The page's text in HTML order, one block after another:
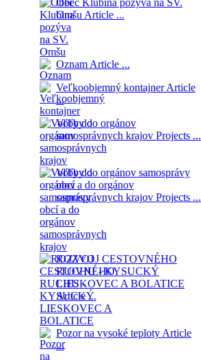
Obec Klubina pozýva na SV.
Omšu Article ...
Oznam Article ...
Veľkoobjemný kontajnerArticle
...
Voľby do orgánov
samosprávnych krajov Projects ...
Voľby do orgánov samosprávy
obcí a do orgánov
samosprávnych krajov Projects ...
ROZVOJ CESTOVNÉHO
RUCHU - KYSUCKÝ
LIESKOVEC A BOLATICE
Article ...
Pozor na vysoké teploty Article
...